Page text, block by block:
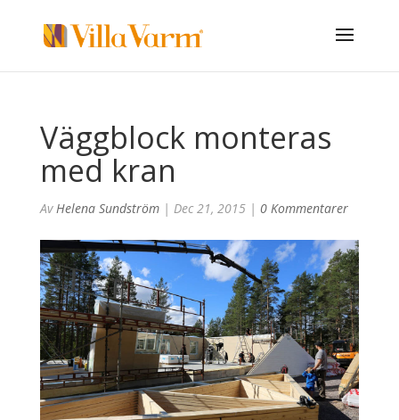
Väggblock monteras
med kran
AvHelena Sundström| Dec 21, 2015| 0 Kommentarer